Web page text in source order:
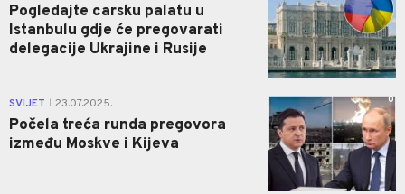
Pogledajte carsku palatu u
Istanbulu gdje će pregovarati
delegacije Ukrajine i Rusije
SVIJET 23.07.2025.
Počela treća runda pregovora
između Moskve i Kijeva
0